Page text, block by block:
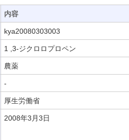
内容
kya20080303003
1 ,3-ジクロロプロペン
農薬
-
厚生労働省
2008年3月3日